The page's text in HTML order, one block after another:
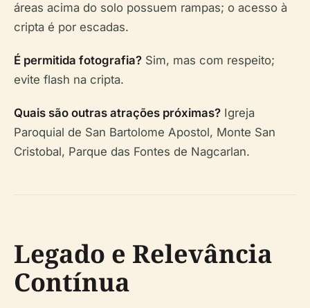
áreas acima do solo possuem rampas; o acesso à
cripta é por escadas.
É permitida fotografia? Sim, mas com respeito;
evite flash na cripta.
Quais são outras atrações próximas? Igreja
Paroquial de San Bartolome Apostol, Monte San
Cristobal, Parque das Fontes de Nagcarlan.
Legado e Relevância
Contínua